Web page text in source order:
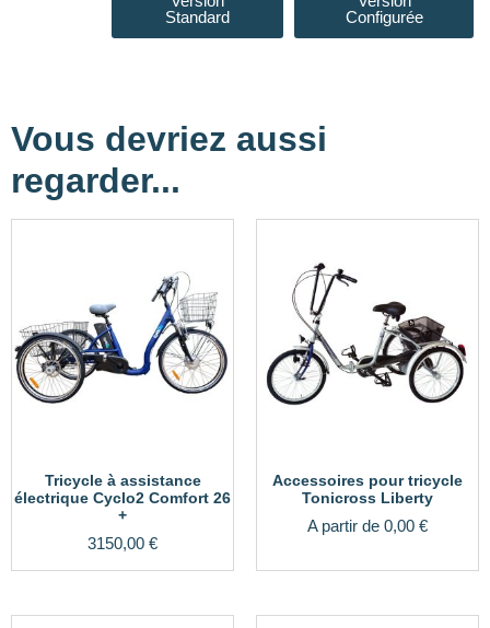
Standard
Configurée
Vous devriez aussi
regarder...
Tricycle à assistance
électrique Cyclo2 Comfort 26
+
3150,00 €
Accessoires pour tricycle
Tonicross Liberty
A partir de 0,00 €